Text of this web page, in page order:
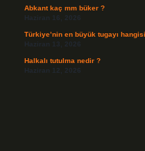
Abkant kaç mm büker ?
Haziran 16, 2026
Türkiye’nin en büyük tugayı
Haziran 13, 2026
Halkalı tutulma nedir ?
Haziran 12, 2026